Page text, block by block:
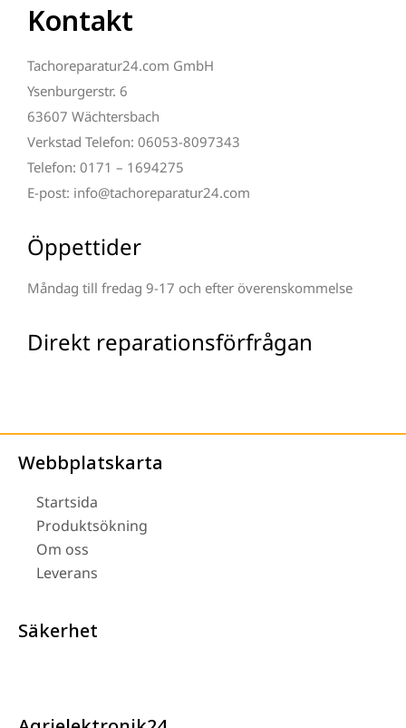
Kontakt
Tachoreparatur24.com GmbH
Ysenburgerstr. 6
63607 Wächtersbach
Verkstad Telefon: 06053-8097343
Telefon: 0171 – 1694275
E-post: info@tachoreparatur24.com
Öppettider
Måndag till fredag 9-17 och efter överenskommelse
Direkt reparationsförfrågan
Webbplatskarta
Startsida
Produktsökning
Om oss
Leverans
Säkerhet